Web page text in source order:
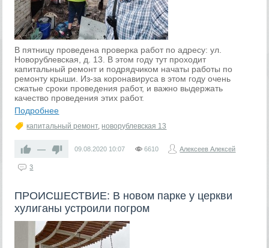
В пятницу проведена проверка работ по адресу: ул.
Новорублевская, д. 13. В этом году тут проходит
капитальный ремонт и подрядчиком начаты работы по
ремонту крыши. Из-за коронавируса в этом году очень
сжатые сроки проведения работ, и важно выдержать
качество проведения этих работ.
Подробнее
капитальный ремонт, новорублевская 13
— 09.08.2020 10:07 6610 Алексеев Алексей
3
ПРОИСШЕСТВИЕ: В новом парке у церкви
хулиганы устроили погром